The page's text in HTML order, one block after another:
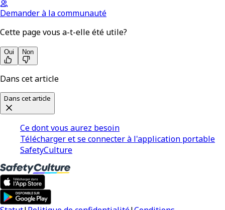
Demander à la communauté
Cette page vous a-t-elle été utile?
Oui Non
Dans cet article
Dans cet article
Ce dont vous aurez besoin
Télécharger et se connecter à l'application portable
SafetyCulture